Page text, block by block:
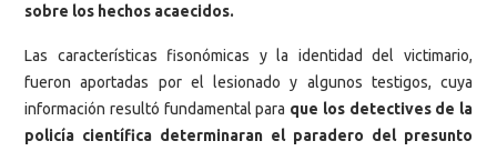
sobre los hechos acaecidos.
Las características fisonómicas y la identidad del victimario,
fueron aportadas por el lesionado y algunos testigos, cuya
información resultó fundamental para que los detectives de la
policía científica determinaran el paradero del presunto